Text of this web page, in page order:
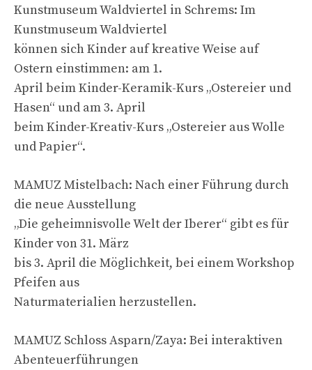
Kunstmuseum Waldviertel in Schrems: Im
Kunstmuseum Waldviertel
können sich Kinder auf kreative Weise auf
Ostern einstimmen: am 1.
April beim Kinder-Keramik-Kurs „Ostereier und
Hasen“ und am 3. April
beim Kinder-Kreativ-Kurs „Ostereier aus Wolle
und Papier“.
MAMUZ Mistelbach: Nach einer Führung durch
die neue Ausstellung
„Die geheimnisvolle Welt der Iberer“ gibt es für
Kinder von 31. März
bis 3. April die Möglichkeit, bei einem Workshop
Pfeifen aus
Naturmaterialien herzustellen.
MAMUZ Schloss Asparn/Zaya: Bei interaktiven
Abenteuerführungen